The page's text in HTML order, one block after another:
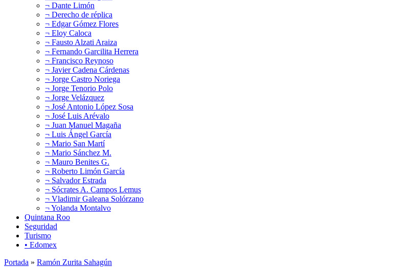
¬ Dante Limón
¬ Derecho de réplica
¬ Edgar Gómez Flores
¬ Eloy Caloca
¬ Fausto Alzati Araiza
¬ Fernando Garcilita Herrera
¬ Francisco Reynoso
¬ Javier Cadena Cárdenas
¬ Jorge Castro Noriega
¬ Jorge Tenorio Polo
¬ Jorge Velázquez
¬ José Antonio López Sosa
¬ José Luis Arévalo
¬ Juan Manuel Magaña
¬ Luis Ángel García
¬ Mario San Martí
¬ Mario Sánchez M.
¬ Mauro Benites G.
¬ Roberto Limón García
¬ Salvador Estrada
¬ Sócrates A. Campos Lemus
¬ Vladimir Galeana Solórzano
¬ Yolanda Montalvo
Quintana Roo
Seguridad
Turismo
• Edomex
Portada » Ramón Zurita Sahagún